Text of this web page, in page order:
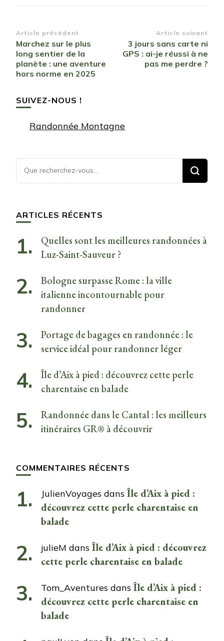
Navigation
d’article
Article précédent
Marchez sur le plus
long sentier de la
planète : une aventure
hors norme en 2025
Article suivant
3 jours sans carte ni
GPS : ai-je réussi à ne
pas me perdre ?
SUIVEZ-NOUS !
Randonnée Montagne
Vous
recherchiez
ARTICLES RÉCENTS
Quelles sont les meilleures randonnées à
Luz-Saint-Sauveur ?
Bologne surpasse Rome : la ville
italienne incontournable pour
randonner
Portage de bagages en randonnée : le
service idéal pour randonner léger
Île d’Aix à pied : découvrez cette perle
charentaise en balade
Randonnée dans le Cantal : les meilleurs
itinéraires GR® à découvrir
COMMENTAIRES RÉCENTS
JulienVoyages dans Île d’Aix à pied :
découvrez cette perle charentaise en
balade
julieM dans Île d’Aix à pied : découvrez
cette perle charentaise en balade
Tom_Aventures dans Île d’Aix à pied :
découvrez cette perle charentaise en
balade